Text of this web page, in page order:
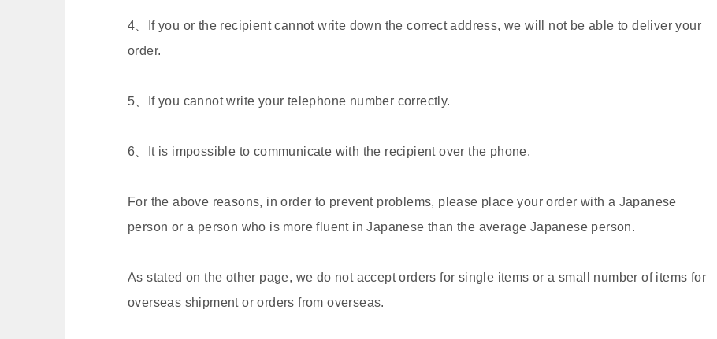
4、If you or the recipient cannot write down the correct address, we will not be able to deliver your
order.
5、If you cannot write your telephone number correctly.
6、It is impossible to communicate with the recipient over the phone.
For the above reasons, in order to prevent problems, please place your order with a Japanese
person or a person who is more fluent in Japanese than the average Japanese person.
As stated on the other page, we do not accept orders for single items or a small number of items for
overseas shipment or orders from overseas.